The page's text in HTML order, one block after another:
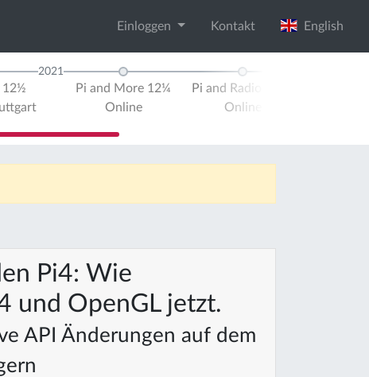
Einloggen Kontakt English
12½
2021
Pi and More 12¼
Online
Pi and Radio 2021
Online
Pi4: Wie
und OpenGL jetzt.
API Änderungen auf dem